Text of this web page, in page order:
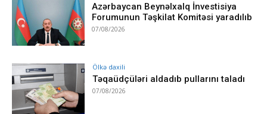
Azərbaycan Beynəlxalq İnvestisiya
Forumunun Təşkilat Komitəsi yaradılıb
07/08/2026
Ölkə daxili
Təqaüdçüləri aldadıb pullarını taladı
07/08/2026